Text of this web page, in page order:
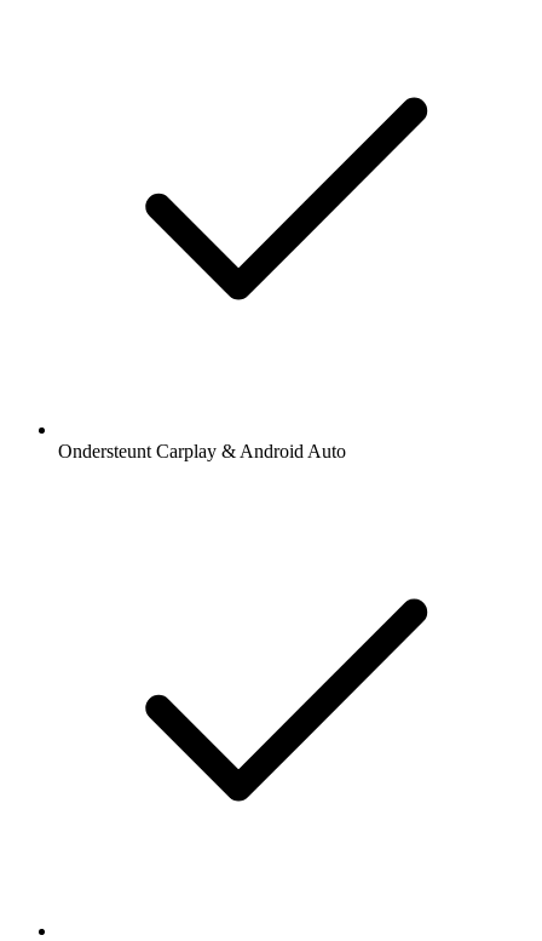
Ondersteunt Carplay & Android Auto